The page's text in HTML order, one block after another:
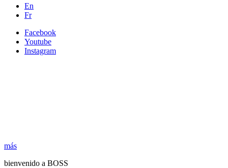
En
Fr
Facebook
Youtube
Instagram
más
bienvenido a BOSS